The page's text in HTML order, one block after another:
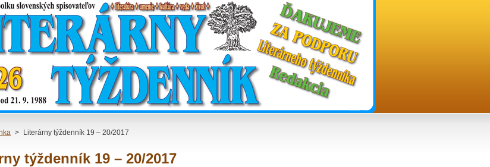
> Literárny týždenník 19 – 20/2017
týždenník 19 – 20/2017